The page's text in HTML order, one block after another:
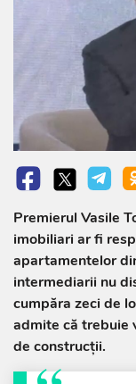
Premierul Vasile
imobiliari ar fi
apartamentelor
intermediarii nu
cumpăra zeci de
admite că trebuie
de construcții.